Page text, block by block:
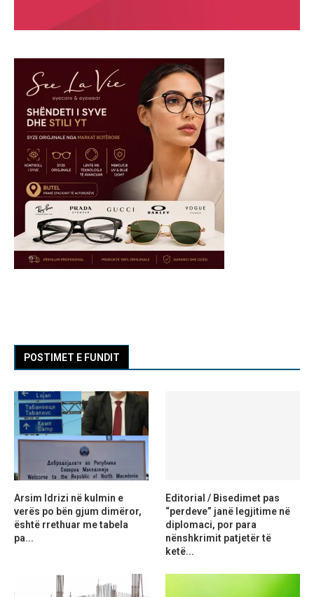
POSTIMET E FUNDIT
Arsim Idrizi në kulmin e
verës po bën gjum dimëror,
është rrethuar me tabela
pa...
Editorial / Bisedimet pas
“perdeve” janë legjitime në
diplomaci, por para
nënshkrimit patjetër të
ketë...